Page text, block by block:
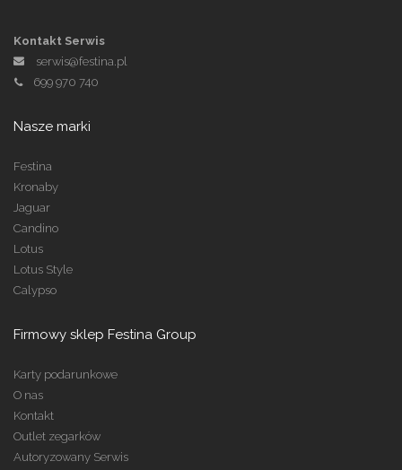
Kontakt Serwis
serwis@festina.pl
699 970 740
Nasze marki
Festina
Kronaby
Jaguar
Candino
Lotus
Lotus Style
Calypso
Firmowy sklep Festina Group
Karty podarunkowe
O nas
Kontakt
Outlet zegarków
Autoryzowany Serwis